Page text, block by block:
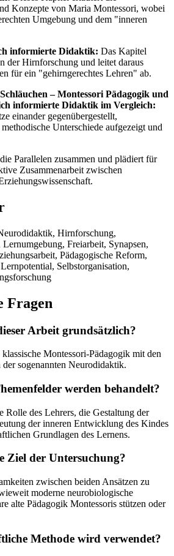
Konzepte von Maria Montessori, wobei
Umgebung und dem "inneren
informierte Didaktik: Das Kapitel
der Hirnforschung und leitet daraus
für ein "gehirngerechtes Lehren" ab.
– Montessori Pädagogik und
informierte Didaktik im Vergleich:
einander gegenübergestellt,
Unterschiede aufgezeigt und
Parallelen zusammen und plädiert für
Zusammenarbeit zwischen
Hirnforschung,
Freiarbeit, Synapsen,
Pädagogische Reform,
Selbstorganisation,
Fragen
Arbeit grundsätzlich?
Montessori-Pädagogik mit den
sogenannten Neurodidaktik.
werden behandelt?
Rolle des Lehrers, die Gestaltung der
der inneren Entwicklung des Kindes
Grundlagen des Lernens.
Ziel der Untersuchung?
zwischen beiden Ansätzen zu
moderne neurobiologische
alte Pädagogik Montessoris stützen oder
Methode wird verwendet?